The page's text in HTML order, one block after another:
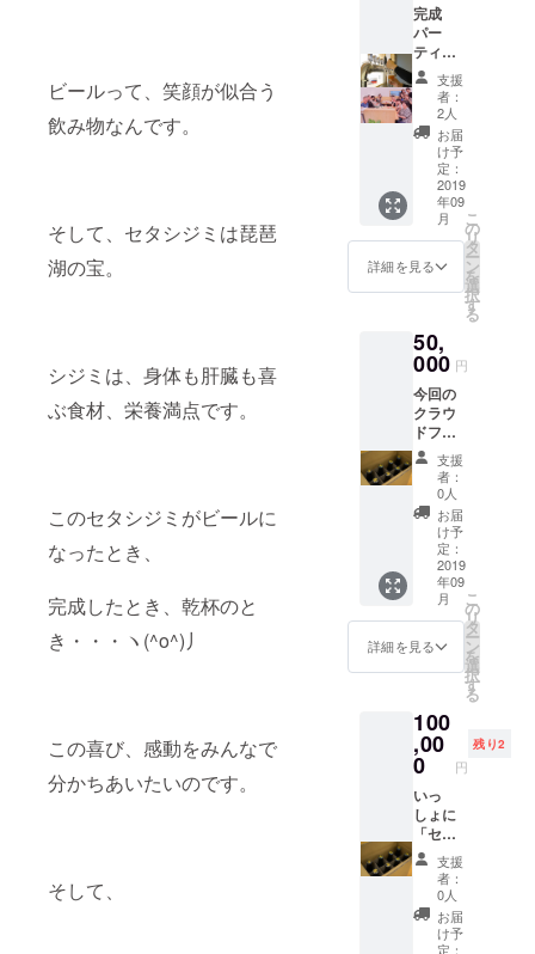
ビールって、笑顔が似合う
飲み物なんです。
そして、セタシジミは琵琶
湖の宝。
シジミは、身体も肝臓も喜
ぶ食材、栄養満点です。
このセタシジミがビールに
なったとき、
完成したとき、乾杯のと
き・・・ヽ(^o^)丿
この喜び、感動をみんなで
分かちあいたいのです。
そして、
完成
パー
ティ招
待券１
枚。１
枚で２
名様ま
でご参
加いた
だけま
す。 近
江麦酒
ビアカ
フェに
て行い
ます。
ついて
は決ま
り次第
お知ら
せいた
しま
す。 完
成パー
ティで
は、完
成した
「セタ
シジ
ミ」
ビール
のほ
か、近
ル数種
類を振
舞いま
す。 参
加予定
者が10
名以上
の場合
は複数
回に分
けて開
催しま
支援
者：
2人
お届
け予
定：
2019
年09
月
詳細を見る
こ
の
リ
タ
ー
ン
を
選
択
す
る
50,
000 円
今回の
クラウ
ドファ
ンディ
ングで
完成す
る「セ
タシジ
ミ」の
クラフ
トビー
ル 8
本。今
回のク
ラウド
ファン
グで完
成する
「セタ
シジ
ミ」の
クラフ
トビー
ル につ
いての
ホーム
ページ
に、ス
ポン
支援
者：
0人
お届
け予
定：
2019
年09
月
詳細を見る
こ
の
リ
タ
ー
ン
を
選
択
す
る
100
,00
0 円
残り2
いっ
しょに
「セタ
シジ
ミ」
ビール
を造り
上げま
しょ
支援
者：
0人
お届
け予
定：